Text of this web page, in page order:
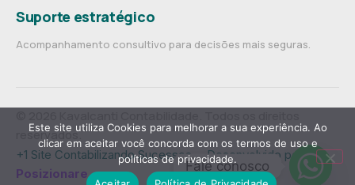
Suporte estratégico
Acompanhamento consultivo para decisões mais seguras.
reservados.
+1 Site Contabilizando Sucessos— Desenvolvido por
Posizionare.
Este site utiliza Cookies para melhorar a sua experiência. Ao
clicar em aceitar você concorda com os termos de uso e
políticas de privacidade.
Fale conosco